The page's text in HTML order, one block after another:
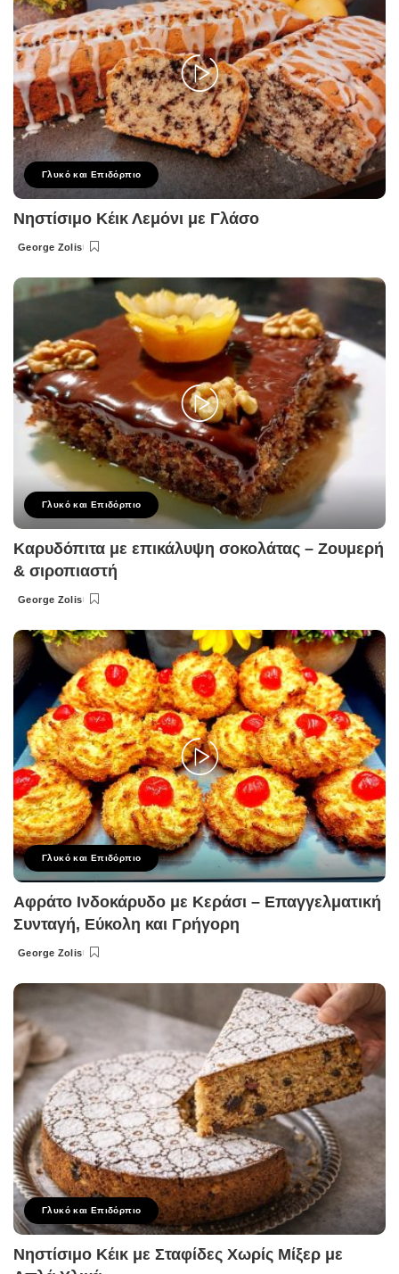
Γλυκό και Επιδόρπιο
Νηστίσιμο Κέικ Λεμόνι με Γλάσο
Posted
George Zolis
Γλυκό και Επιδόρπιο
Καρυδόπιτα με επικάλυψη σοκολάτας – Ζουμερή
& σιροπιαστή
Posted
George Zolis
Γλυκό και Επιδόρπιο
Αφράτο Ινδοκάρυδο με Κεράσι – Επαγγελματική
Συνταγή, Εύκολη και Γρήγορη
Posted
George Zolis
Γλυκό και Επιδόρπιο
Νηστίσιμο Κέικ με Σταφίδες Χωρίς Μίξερ με